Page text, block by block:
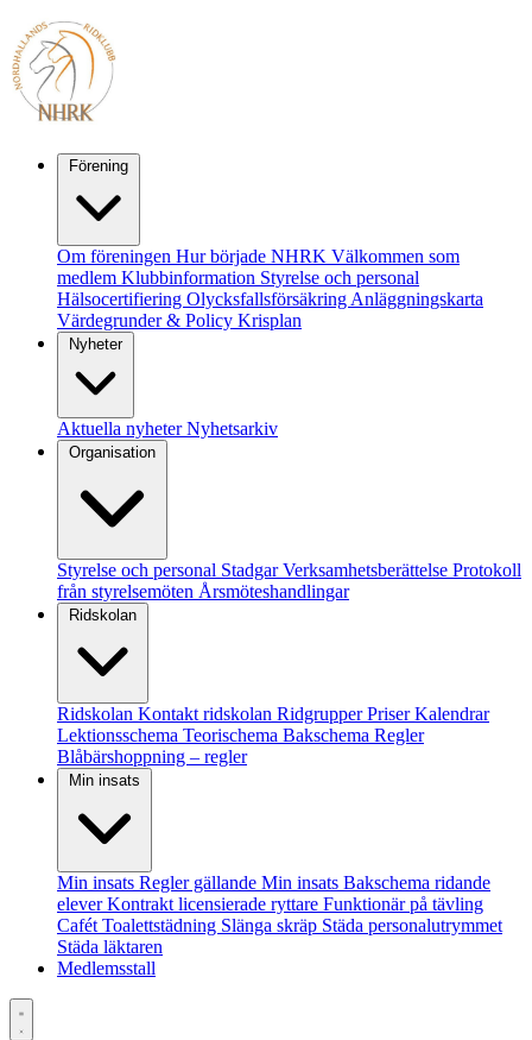
Om föreningen Hur började NHRK Välkommen som
medlem Klubbinformation Styrelse och personal
Hälsocertifiering Olycksfallsförsäkring Anläggningskarta
Värdegrunder & Policy Krisplan
Nyheter
Aktuella nyheterNyhetsarkiv
Styrelse och personal StadgarVerksamhetsberättelse Protokoll
från styrelsemöten Årsmöteshandlingar
Ridskolan Kontakt ridskolan RidgrupperPriserKalendrar
Lektionsschema Teorischema Bakschema Regler
Blåbärshoppning – regler
Min insats Regler gällande Min insats Bakschema ridande
eleverKontrakt licensierade ryttare Funktionär på tävling
Cafét Toalettstädning Slänga skräp Städa personalutrymmet
Städa läktaren
Medlemsstall